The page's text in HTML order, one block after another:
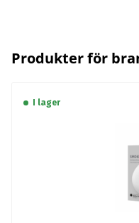
Produkter för
I lager